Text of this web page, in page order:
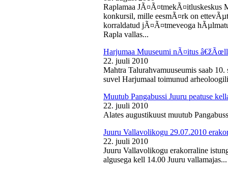
Raplamaa JÃ¤Ã¤tmekÃ¤itluskeskus
konkursil, mille eesmÃ¤rk on
korraldatud jÃ¤Ã¤tmeveoga
Rapla vallas...
Harjumaa Muuseumi nÃ¤itus
22. juuli 2010
Mahtra Talurahvamuuseumis saab
suvel Harjumaal toimunud
Muutub Pangabussi Juuru peatuse
22. juuli 2010
Alates augustikuust muutub
Juuru Vallavolikogu 29.07.2010
22. juuli 2010
Juuru Vallavolikogu erakorraline
algusega kell 14.00 Juuru vallamajas...